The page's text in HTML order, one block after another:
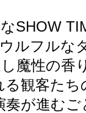
SHOW
ルフルな
し魔性の香
観客たち
が進むご